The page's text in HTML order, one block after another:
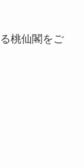
桃仙閣をご